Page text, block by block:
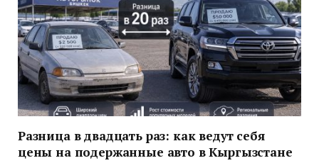
Разница в двадцать раз: как ведут себя
цены на подержанные авто в Кыргызстане